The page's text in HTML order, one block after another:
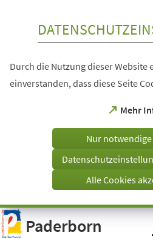
Visuelle
Assistenzsoftware
öffnen.
Durch die Nutzung dieser Website
einverstanden, dass diese Seite
Mehr
(Öffnet
einem
Tab)
Nur
Alle Cookies
Paderborn